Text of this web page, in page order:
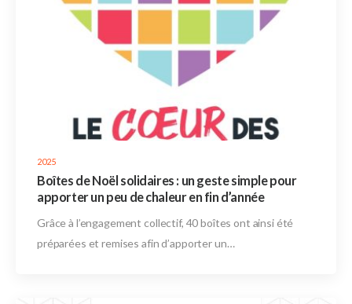
2025
Boîtes de Noël solidaires : un geste simple pour
apporter un peu de chaleur en fin d’année
Grâce à l’engagement collectif, 40 boîtes ont ainsi été
préparées et remises afin d’apporter un…